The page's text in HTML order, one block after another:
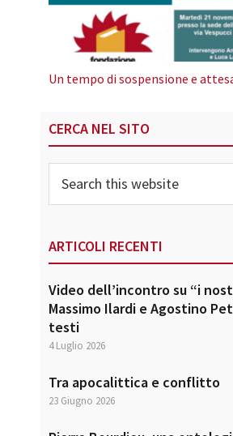
Un tempo di sospensione e
Primary
Sidebar
CERCA NEL SITO
this
website
ARTICOLI RECENTI
Video dell’incontro su “i
Massimo Ilardi e Agostino
testi
4 Luglio 2026
Tra apocalittica e conflitto
23 Giugno 2026